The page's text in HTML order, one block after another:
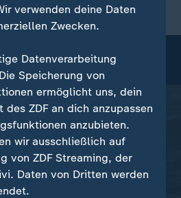
verwenden deine Daten
Zwecken.
Datenverarbeitung
Speicherung von
ermöglicht uns, dein
des ZDF an dich anzupassen
anzubieten.
wir ausschließlich auf
von ZDF Streaming, der
Daten von Dritten werden